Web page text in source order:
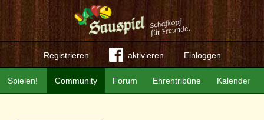
Registrieren aktivieren Einloggen
Community Forum Ehrentribüne Kalender
Spielen!